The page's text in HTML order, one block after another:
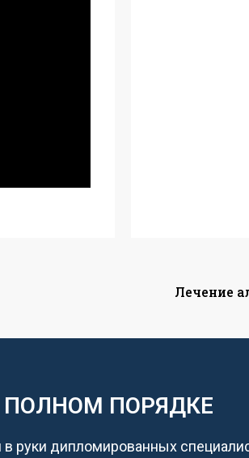
Лечение
ПОРЯДКЕ
руки дипломированных